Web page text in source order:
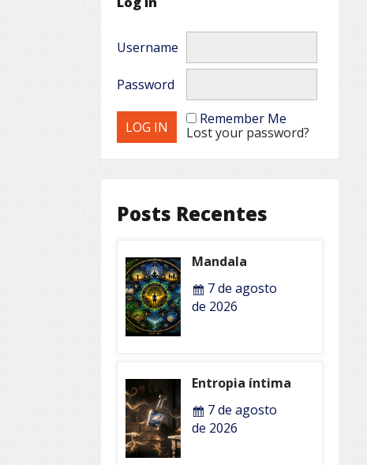
Username
Password
Remember Me
Lost your password?
Posts Recentes
Mandala
7 de agosto
de 2026
Entropia íntima
7 de agosto
de 2026